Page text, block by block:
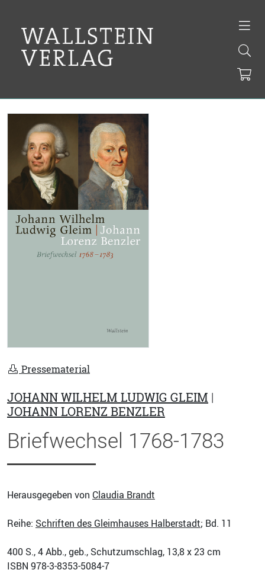
Pressematerial
JOHANN WILHELM LUDWIG GLEIM |
JOHANN LORENZ BENZLER
Briefwechsel 1768-1783
Herausgegeben von Claudia Brandt
Reihe: Schriften des Gleimhauses Halberstadt; Bd. 11
400 S., 4 Abb., geb., Schutzumschlag, 13,8 x 23 cm
ISBN 978-3-8353-5084-7